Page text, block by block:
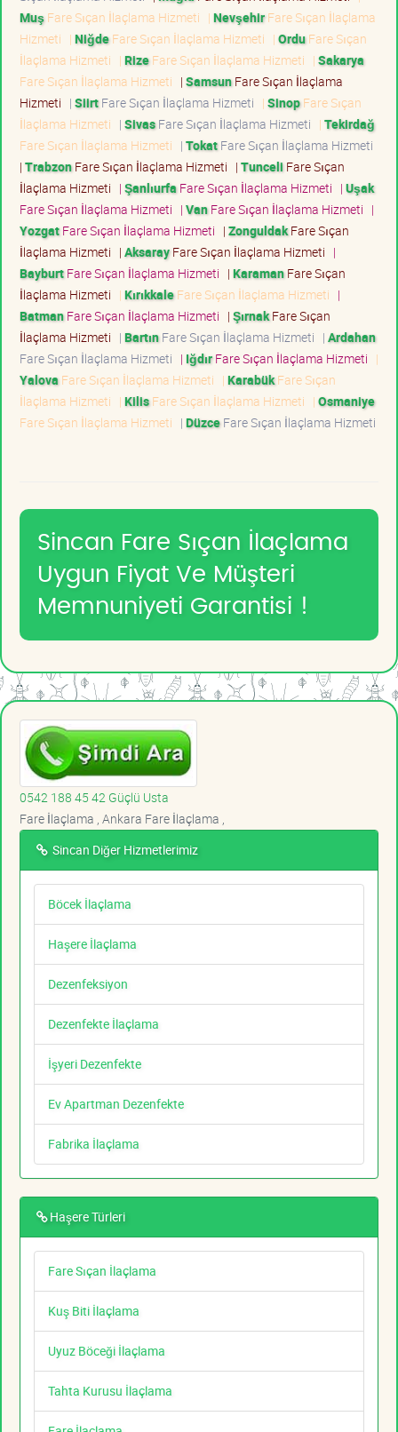
Muş Fare Sıçan İlaçlama Hizmeti | NevşehirFare Sıçan İlaçlama
Hizmeti | NiğdeFare Sıçan İlaçlama Hizmeti | OrduFare Sıçan
İlaçlama Hizmeti | RizeFare Sıçan İlaçlama Hizmeti | Sakarya
Fare Sıçan İlaçlama Hizmeti | SamsunFare Sıçan İlaçlama
Hizmeti | SiirtFare Sıçan İlaçlama Hizmeti | SinopFare Sıçan
İlaçlama Hizmeti | SivasFare Sıçan İlaçlama Hizmeti | Tekirdağ
Fare Sıçan İlaçlama Hizmeti | TokatFare Sıçan İlaçlama Hizmeti
| TrabzonFare Sıçan İlaçlama Hizmeti | Tunceli Fare Sıçan
İlaçlama Hizmeti | Şanlıurfa Fare Sıçan İlaçlama Hizmeti | Uşak
Fare Sıçan İlaçlama Hizmeti | VanFare Sıçan İlaçlama Hizmeti |
YozgatFare Sıçan İlaçlama Hizmeti | ZonguldakFare Sıçan
İlaçlama Hizmeti | AksarayFare Sıçan İlaçlama Hizmeti |
BayburtFare Sıçan İlaçlama Hizmeti | KaramanFare Sıçan
İlaçlama Hizmeti | KırıkkaleFare Sıçan İlaçlama Hizmeti |
BatmanFare Sıçan İlaçlama Hizmeti | ŞırnakFare Sıçan
İlaçlama Hizmeti | BartınFare Sıçan İlaçlama Hizmeti | Ardahan
Fare Sıçan İlaçlama Hizmeti | IğdırFare Sıçan İlaçlama Hizmeti |
Yalova Fare Sıçan İlaçlama Hizmeti | KarabükFare Sıçan
İlaçlama Hizmeti | KilisFare Sıçan İlaçlama Hizmeti | Osmaniye
Fare Sıçan İlaçlama Hizmeti | DüzceFare Sıçan İlaçlama Hizmeti
Sincan Fare Sıçan İlaçlama
Uygun Fiyat Ve Müşteri
Memnuniyeti Garantisi !
0542 188 45 42 Güçlü Usta
Fare İlaçlama , Ankara Fare İlaçlama ,
Sincan Diğer Hizmetlerimiz
Böcek İlaçlama
Haşere İlaçlama
Dezenfeksiyon
Dezenfekte İlaçlama
İşyeri Dezenfekte
Ev Apartman Dezenfekte
Fabrika İlaçlama
Haşere Türleri
Fare Sıçan İlaçlama
Kuş Biti İlaçlama
Uyuz Böceği İlaçlama
Tahta Kurusu İlaçlama